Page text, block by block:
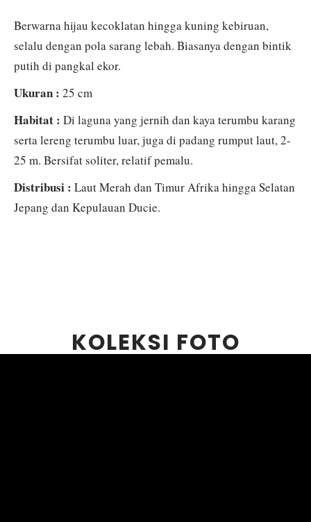
Berwarna hijau kecoklatan hingga kuning kebiruan,
selalu dengan pola sarang lebah. Biasanya dengan bintik
putih di pangkal ekor.
Ukuran : 25 cm
Habitat : Di laguna yang jernih dan kaya terumbu karang
serta lereng terumbu luar, juga di padang rumput laut, 2-
25 m. Bersifat soliter, relatif pemalu.
Distribusi : Laut Merah dan Timur Afrika hingga Selatan
Jepang dan Kepulauan Ducie.
KOLEKSI FOTO